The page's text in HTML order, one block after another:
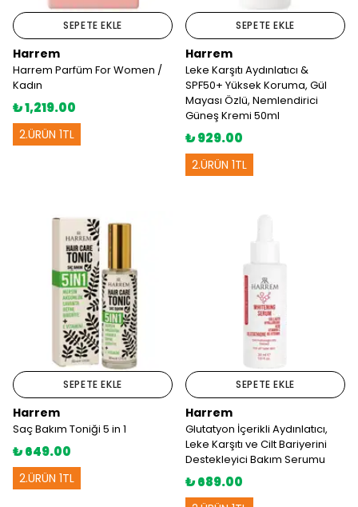
SEPETE EKLE
Harrem
Harrem Parfüm For Women /
Kadın
₺ 1,219.00
2.ÜRÜN 1TL
SEPETE EKLE
Harrem
Leke Karşıtı Aydınlatıcı &
SPF50+ Yüksek Koruma, Gül
Mayası Özlü, Nemlendirici
Güneş Kremi 50ml
₺ 929.00
2.ÜRÜN 1TL
SEPETE EKLE
Harrem
Saç Bakım Toniği 5 in 1
₺ 649.00
2.ÜRÜN 1TL
SEPETE EKLE
Harrem
Glutatyon İçerikli Aydınlatıcı,
Leke Karşıtı ve Cilt Bariyerini
Destekleyici Bakım Serumu
₺ 689.00